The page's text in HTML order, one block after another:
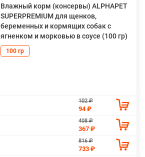
Влажный корм (консервы) ALPHAPET
SUPERPREMIUM для щенков,
беременных и кормящих собак с
ягненком и морковью в соусе (100 гр)
100 гр
102 ₽
94 ₽
408 ₽
367 ₽
816 ₽
733 ₽